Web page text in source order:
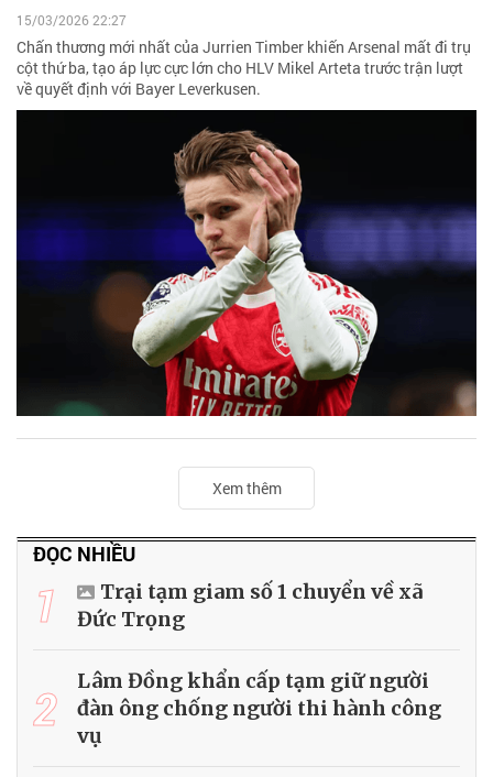
15/03/2026 22:27
Chấn thương mới nhất của Jurrien Timber khiến Arsenal mất đi trụ
cột thứ ba, tạo áp lực cực lớn cho HLV Mikel Arteta trước trận lượt
về quyết định với Bayer Leverkusen.
Xem thêm
ĐỌC NHIỀU
1
Trại tạm giam số 1 chuyển về xã
Đức Trọng
2
Lâm Đồng khẩn cấp tạm giữ người
đàn ông chống người thi hành công
vụ